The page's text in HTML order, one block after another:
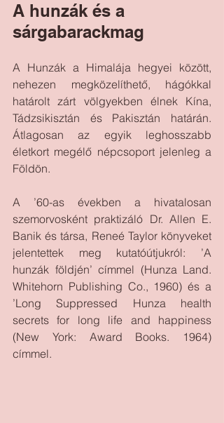
A hunzák és a
sárgabarackmag
A Hunzák a Himalája hegyei között,
nehezen megközelíthető, hágókkal
határolt zárt völgyekben élnek Kína,
Tádzsikisztán és Pakisztán határán.
Átlagosan az egyik leghosszabb
életkort megélő népcsoport jelenleg a
Földön.
A ’60-as években a hivatalosan
szemorvosként praktizáló Dr. Allen E.
Banik és társa, Reneé Taylor könyveket
jelentettek meg kutatóútjukról: ’A
hunzák földjén’ címmel (Hunza Land.
Whitehorn Publishing Co., 1960) és a
’Long Suppressed Hunza health
secrets for long life and happiness
(New York: Award Books. 1964)
címmel.